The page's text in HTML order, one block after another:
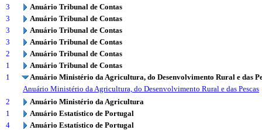
3
Anuário Tribunal de Contas
3
Anuário Tribunal de Contas
3
Anuário Tribunal de Contas
3
Anuário Tribunal de Contas
2
Anuário Tribunal de Contas
1
Anuário Tribunal de Contas
1
Anuário Ministério da Agricultura, do Desenvolvimento Rural e das
Anuário Ministério da Agricultura, do Desenvolvimento Rural e das Pescas
2
Anuário Ministério da Agricultura
1
Anuário Estatístico de Portugal
4
Anuário Estatístico de Portugal